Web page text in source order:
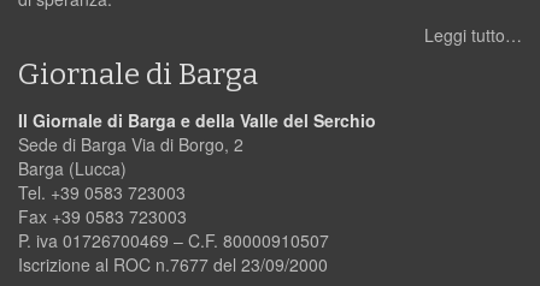
Leggi tutto…
Giornale di Barga
Il Giornale di Barga e della Valle del Serchio
Sede di Barga Via di Borgo, 2
Barga (Lucca)
Tel. +39 0583 723003
Fax +39 0583 723003
P. iva 01726700469 – C.F. 80000910507
Iscrizione al ROC n.7677 del 23/09/2000